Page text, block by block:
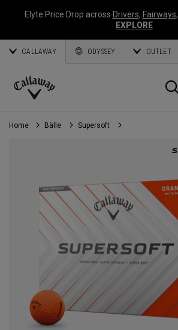
Elyte Price Drop across Drivers, Fairways,
EXPLORE
CALLAWAY ODYSSEY OUTLET
Callaway
Golf
Home Bälle Supersoft